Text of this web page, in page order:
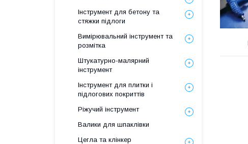
Інструмент для бетону та
стяжки підлоги
Вимірювальний інструмент та
розмітка
Штукатурно-малярний
інструмент
Інструмент для плитки і
підлогових покриттів
Ріжучий інструмент
Валики для шпаклівки
Цегла та клінкер